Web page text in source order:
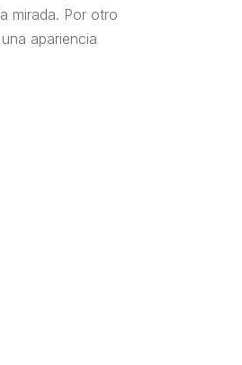
mirada. Por otro
apariencia